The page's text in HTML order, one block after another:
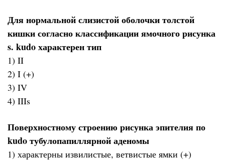
Для нормальной слизистой оболочки толстой
кишки согласно классификации ямочного рисунка
s. kudo характерен тип
1) II
2) I (+)
3) IV
4) IIIs
Поверхностному строению рисунка эпителия по
kudo тубулопапиллярной аденомы
1) характерны извилистые, ветвистые ямки (+)